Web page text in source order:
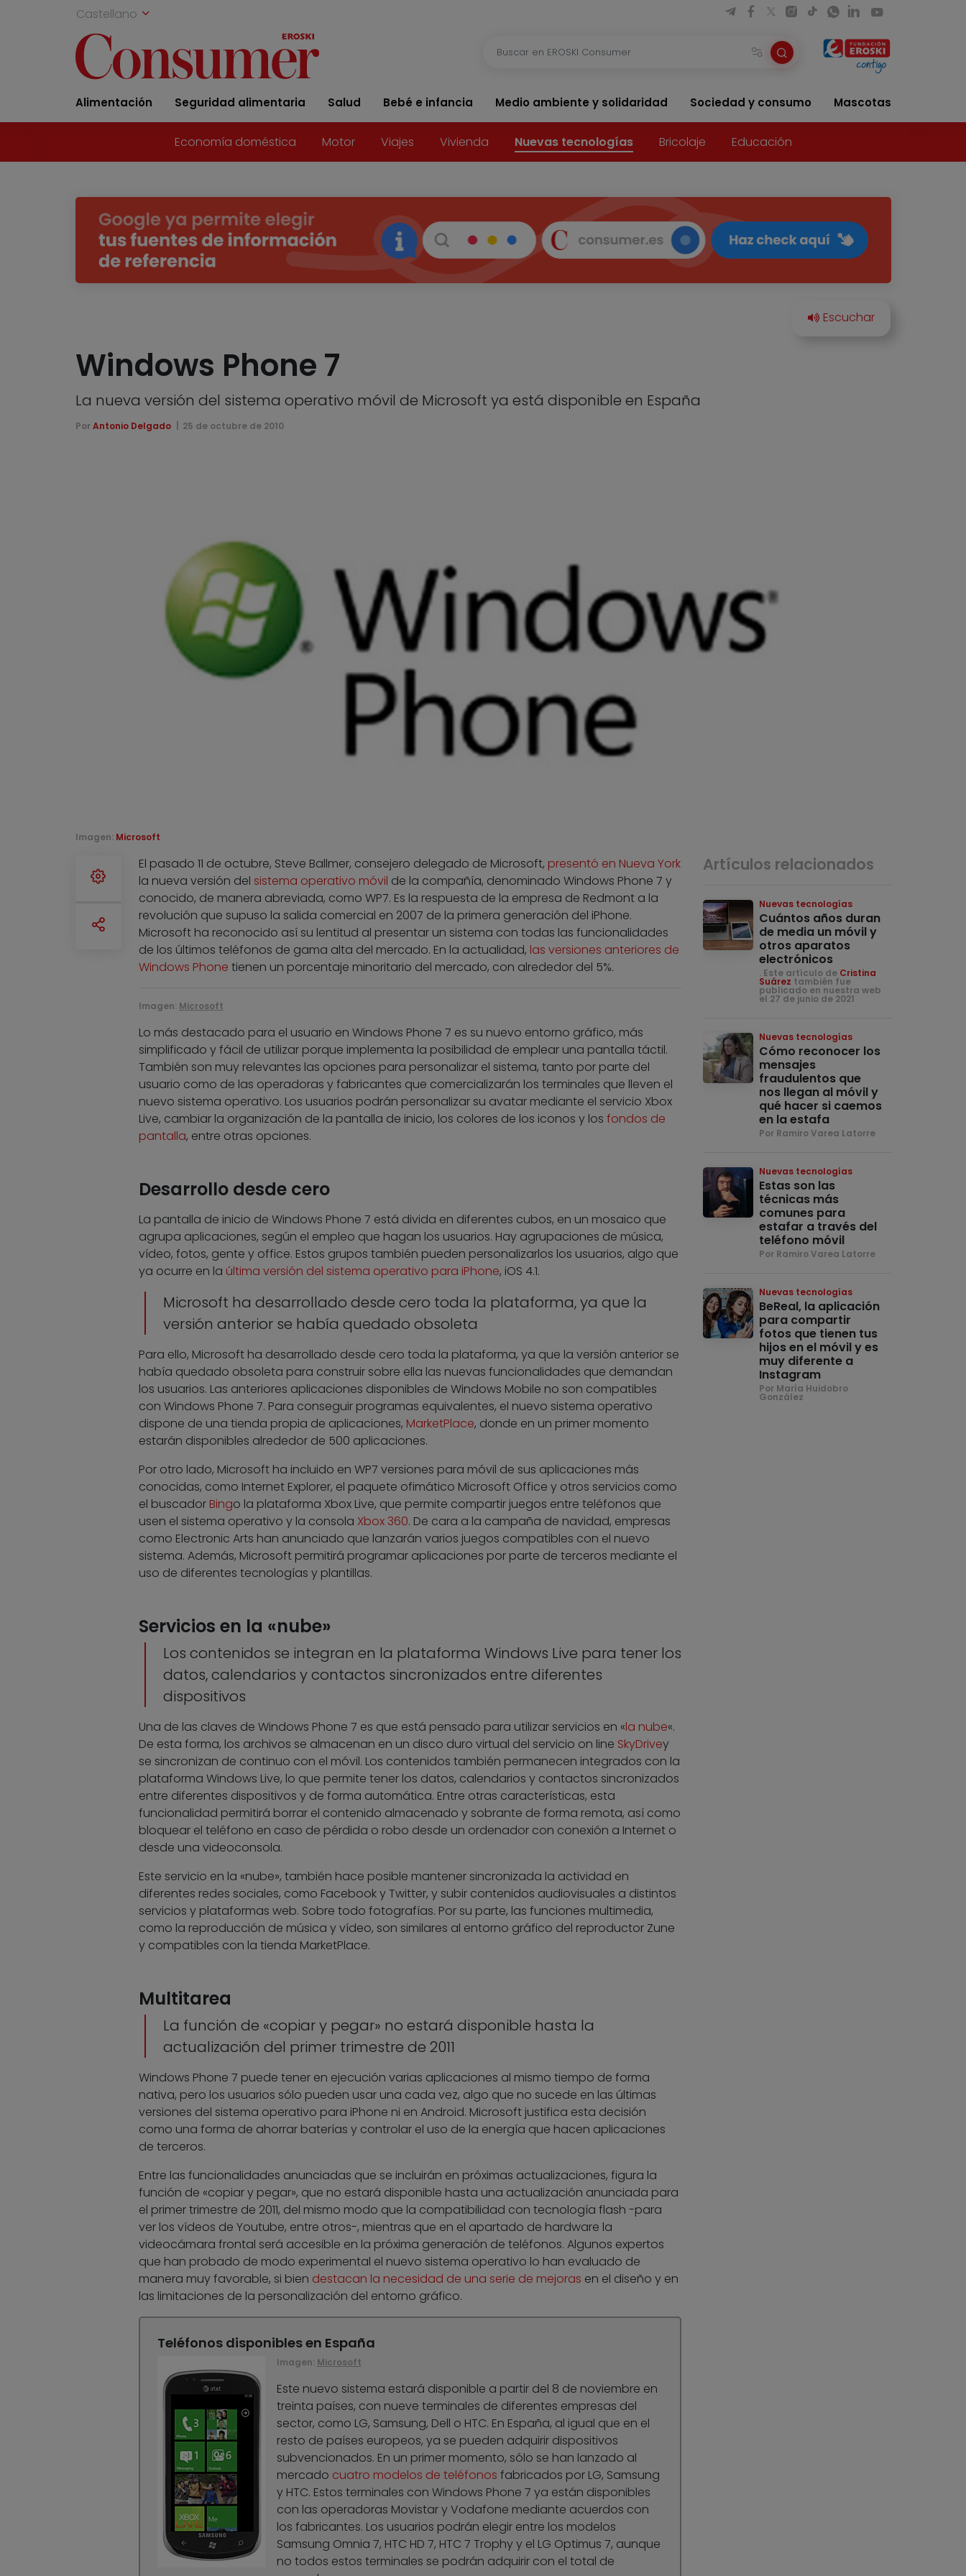
Castellano
Alimentación Seguridad alimentaria Salud Bebé e infancia Medio ambiente y solidaridad Sociedad y consumo Mascotas
Economía doméstica Motor Viajes Vivienda Nuevas tecnologías Bricolaje Educación
Windows Phone 7
La nueva versión del sistema operativo móvil de Microsoft ya está disponible en España
Por Antonio Delgado 25 de octubre de 2010
Imagen: Microsoft
El pasado 11 de octubre, Steve Ballmer, consejero delegado de Microsoft, presentó en Nueva York
la nueva versión del sistema operativo móvil de la compañía, denominado Windows Phone 7 y
conocido, de manera abreviada, como WP7. Es la respuesta de la empresa de Redmont a la
revolución que supuso la salida comercial en 2007 de la primera generación del iPhone.
Microsoft ha reconocido así su lentitud al presentar un sistema con todas las funcionalidades
de los últimos teléfonos de gama alta del mercado. En la actualidad, las versiones anteriores de
Windows Phone tienen un porcentaje minoritario del mercado, con alrededor del 5%.
Imagen: Microsoft
Lo más destacado para el usuario en Windows Phone 7 es su nuevo entorno gráfico, más
simplificado y fácil de utilizar porque implementa la posibilidad de emplear una pantalla táctil.
También son muy relevantes las opciones para personalizar el sistema, tanto por parte del
usuario como de las operadoras y fabricantes que comercializarán los terminales que lleven el
nuevo sistema operativo. Los usuarios podrán personalizar su avatar mediante el servicio Xbox
Live, cambiar la organización de la pantalla de inicio, los colores de los iconos y los fondos de
pantalla, entre otras opciones.
Desarrollo desde cero
La pantalla de inicio de Windows Phone 7 está divida en diferentes cubos, en un mosaico que
agrupa aplicaciones, según el empleo que hagan los usuarios. Hay agrupaciones de música,
vídeo, fotos, gente y office. Estos grupos también pueden personalizarlos los usuarios, algo que
ya ocurre en la última versión del sistema operativo para iPhone, iOS 4.1.
Microsoft ha desarrollado desde cero toda la plataforma, ya que la
versión anterior se había quedado obsoleta
Para ello, Microsoft ha desarrollado desde cero toda la plataforma, ya que la versión anterior se
había quedado obsoleta para construir sobre ella las nuevas funcionalidades que demandan
los usuarios. Las anteriores aplicaciones disponibles de Windows Mobile no son compatibles
con Windows Phone 7. Para conseguir programas equivalentes, el nuevo sistema operativo
dispone de una tienda propia de aplicaciones, MarketPlace, donde en un primer momento
estarán disponibles alrededor de 500 aplicaciones.
Por otro lado, Microsoft ha incluido en WP7 versiones para móvil de sus aplicaciones más
conocidas, como Internet Explorer, el paquete ofimático Microsoft Office y otros servicios como
el buscador Bingo la plataforma Xbox Live, que permite compartir juegos entre teléfonos que
usen el sistema operativo y la consola Xbox 360. De cara a la campaña de navidad, empresas
como Electronic Arts han anunciado que lanzarán varios juegos compatibles con el nuevo
sistema. Además, Microsoft permitirá programar aplicaciones por parte de terceros mediante el
uso de diferentes tecnologías y plantillas.
Servicios en la «nube»
Los contenidos se integran en la plataforma Windows Live para tener los
datos, calendarios y contactos sincronizados entre diferentes
dispositivos
Una de las claves de Windows Phone 7 es que está pensado para utilizar servicios en «la nube«.
De esta forma, los archivos se almacenan en un disco duro virtual del servicio on line SkyDrivey
se sincronizan de continuo con el móvil. Los contenidos también permanecen integrados con la
plataforma Windows Live, lo que permite tener los datos, calendarios y contactos sincronizados
entre diferentes dispositivos y de forma automática. Entre otras características, esta
funcionalidad permitirá borrar el contenido almacenado y sobrante de forma remota, así como
bloquear el teléfono en caso de pérdida o robo desde un ordenador con conexión a Internet o
desde una videoconsola.
Este servicio en la «nube», también hace posible mantener sincronizada la actividad en
diferentes redes sociales, como Facebook y Twitter, y subir contenidos audiovisuales a distintos
servicios y plataformas web. Sobre todo fotografías. Por su parte, las funciones multimedia,
como la reproducción de música y vídeo, son similares al entorno gráfico del reproductor Zune
y compatibles con la tienda MarketPlace.
Multitarea
La función de «copiar y pegar» no estará disponible hasta la
actualización del primer trimestre de 2011
Windows Phone 7 puede tener en ejecución varias aplicaciones al mismo tiempo de forma
nativa, pero los usuarios sólo pueden usar una cada vez, algo que no sucede en las últimas
versiones del sistema operativo para iPhone ni en Android. Microsoft justifica esta decisión
como una forma de ahorrar baterías y controlar el uso de la energía que hacen aplicaciones
de terceros.
Entre las funcionalidades anunciadas que se incluirán en próximas actualizaciones, figura la
función de «copiar y pegar», que no estará disponible hasta una actualización anunciada para
el primer trimestre de 2011, del mismo modo que la compatibilidad con tecnología flash -para
ver los vídeos de Youtube, entre otros-, mientras que en el apartado de hardware la
videocámara frontal será accesible en la próxima generación de teléfonos. Algunos expertos
que han probado de modo experimental el nuevo sistema operativo lo han evaluado de
manera muy favorable, si bien destacan la necesidad de una serie de mejoras en el diseño y en
las limitaciones de la personalización del entorno gráfico.
Teléfonos disponibles en España
Imagen: Microsoft
Este nuevo sistema estará disponible a partir del 8 de noviembre en
treinta países, con nueve terminales de diferentes empresas del
sector, como LG, Samsung, Dell o HTC. En España, al igual que en el
resto de países europeos, ya se pueden adquirir dispositivos
subvencionados. En un primer momento, sólo se han lanzado al
mercado cuatro modelos de teléfonos fabricados por LG, Samsung
y HTC. Estos terminales con Windows Phone 7 ya están disponibles
con las operadoras Movistar y Vodafone mediante acuerdos con
los fabricantes. Los usuarios podrán elegir entre los modelos
Samsung Omnia 7, HTC HD 7, HTC 7 Trophy y el LG Optimus 7, aunque
no todos estos terminales se podrán adquirir con el total de
Artículos relacionados
Nuevas tecnologías
Cuántos años duran
de media un móvil y
otros aparatos
electrónicos
. Este artículo de Cristina
Suárez también fue
publicado en nuestra web
el 27 de junio de 2021
Nuevas tecnologías
Cómo reconocer los
mensajes
fraudulentos que
nos llegan al móvil y
qué hacer si caemos
en la estafa
Por Ramiro Varea Latorre
Nuevas tecnologías
Estas son las
técnicas más
comunes para
estafar a través del
teléfono móvil
Por Ramiro Varea Latorre
Nuevas tecnologías
BeReal, la aplicación
para compartir
fotos que tienen tus
hijos en el móvil y es
muy diferente a
Instagram
Por María Huidobro
González